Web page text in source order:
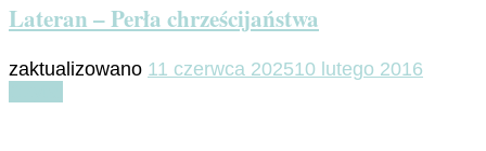
Lateran – Perła chrześcijaństwa
zaktualizowano 11 czerwca 202510 lutego 2016